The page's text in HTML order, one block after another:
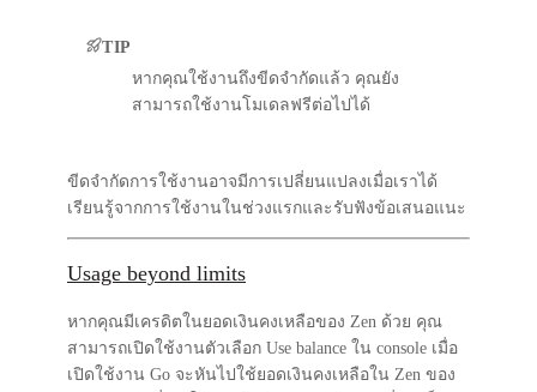
TIP
หากคุณใช้งานถึงขีดจำกัดแล้ว คุณยัง
สามารถใช้งานโมเดลฟรีต่อไปได้
ขีดจำกัดการใช้งานอาจมีการเปลี่ยนแปลงเมื่อเราได้
เรียนรู้จากการใช้งานในช่วงแรกและรับฟังข้อเสนอแนะ
Usage beyond limits
หากคุณมีเครดิตในยอดเงินคงเหลือของ Zen ด้วย คุณ
สามารถเปิดใช้งานตัวเลือก Use balance ใน console เมื่อ
เปิดใช้งาน Go จะหันไปใช้ยอดเงินคงเหลือใน Zen ของ